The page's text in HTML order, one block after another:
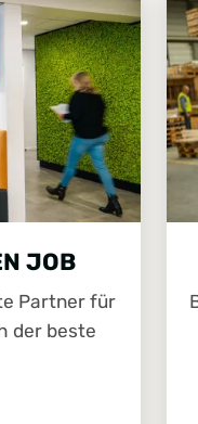
JOB
Partner für
der beste